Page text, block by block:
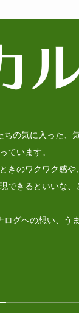
ちの気に入った、
ています。
きのワクワク感
できるといいな
ログへの想い、う